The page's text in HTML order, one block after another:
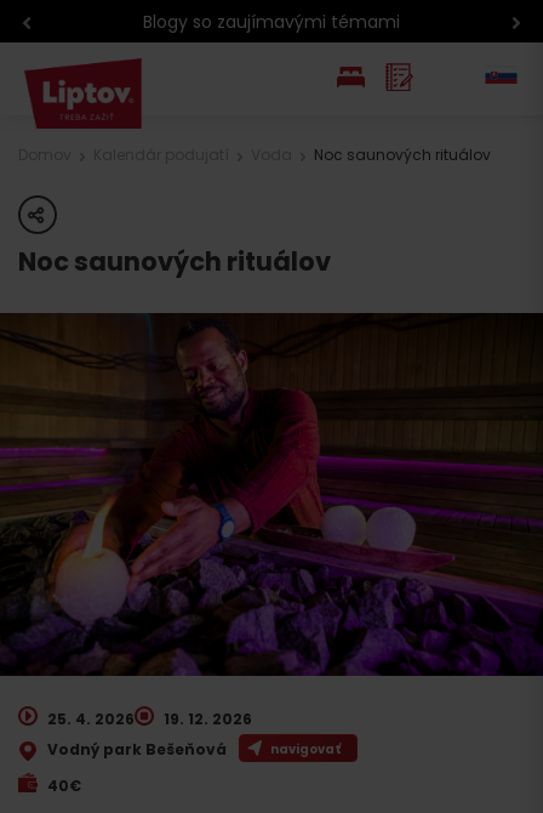
Poctivé výrobky z Liptova
Noc saunových rituálov
share
Noc saunových rituálov
25. 4. 2026
19. 12. 2026
Vodný park Bešeňová
navigovať
40€